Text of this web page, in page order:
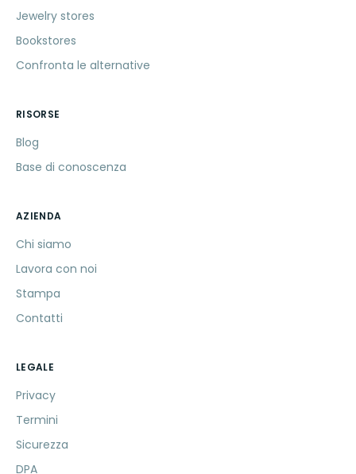
Jewelry stores
Bookstores
Confronta le alternative
RISORSE
Blog
Base di conoscenza
AZIENDA
Chi siamo
Lavora con noi
Stampa
Contatti
LEGALE
Privacy
Termini
Sicurezza
DPA